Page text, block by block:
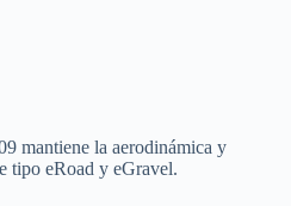
mantiene la aerodinámica y
tipo eRoad y eGravel.